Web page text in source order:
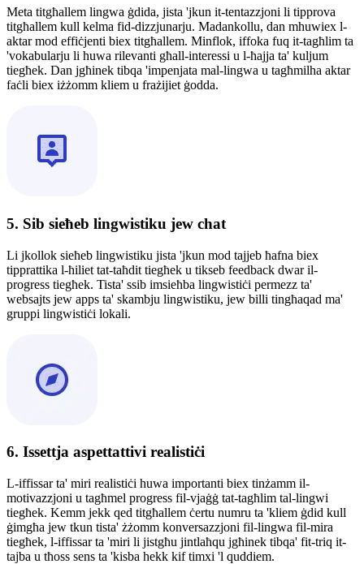
Meta titgħallem lingwa ġdida, jista 'jkun it-tentazzjoni li tipprova
titgħallem kull kelma fid-dizzjunarju. Madankollu, dan mhuwiex l-
aktar mod effiċjenti biex titgħallem. Minflok, iffoka fuq it-tagħlim ta
'vokabularju li huwa rilevanti għall-interessi u l-ħajja ta' kuljum
tiegħek. Dan jgħinek tibqa 'impenjata mal-lingwa u tagħmilha aktar
faċli biex iżżomm kliem u frażijiet ġodda.
5. Sib sieħeb lingwistiku jew chat
Li jkollok sieħeb lingwistiku jista 'jkun mod tajjeb ħafna biex
tipprattika l-ħiliet tat-taħdit tiegħek u tikseb feedback dwar il-
progress tiegħek. Tista' ssib imsieħba lingwistiċi permezz ta'
websajts jew apps ta' skambju lingwistiku, jew billi tingħaqad ma'
gruppi lingwistiċi lokali.
6. Issettja aspettattivi realistiċi
L-iffissar ta' miri realistiċi huwa importanti biex tinżamm il-
motivazzjoni u tagħmel progress fil-vjaġġ tat-tagħlim tal-lingwi
tiegħek. Kemm jekk qed titgħallem ċertu numru ta 'kliem ġdid kull
ġimgħa jew tkun tista' żżomm konversazzjoni fil-lingwa fil-mira
tiegħek, l-iffissar ta 'miri li jistgħu jintlaħqu jgħinek tibqa' fit-triq it-
tajba u tħoss sens ta 'kisba hekk kif timxi 'l quddiem.